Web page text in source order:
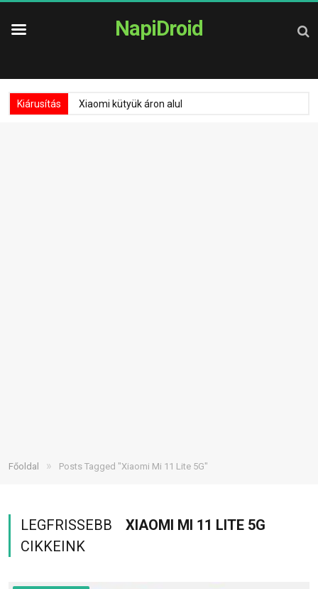
NapiDroid
Kiárusítás Xiaomi kütyük áron alul
Főoldal » Posts Tagged "Xiaomi Mi 11 Lite 5G"
LEGFRISSEBB
XIAOMI MI 11 LITE 5G
CIKKEINK